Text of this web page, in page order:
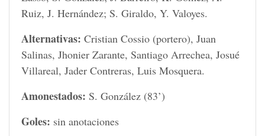
Ruiz, J. Hernández; S. Giraldo, Y. Valoyes.
Alternativas: Cristian Cossio (portero), Juan
Salinas, Jhonier Zarante, Santiago Arrechea, Josué
Villareal, Jader Contreras, Luis Mosquera.
Amonestados: S. González (83’)
Goles: sin anotaciones